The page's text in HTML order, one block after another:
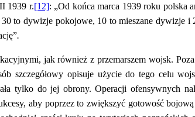
1939 r.[12]: „Od końca marca 1939 roku polska
to dywizje pokojowe, 10 to mieszane dywizje
.
jak również z przemarszem wojsk.
szczegółowy opisuje użycie do tego celu
tylko do jej obrony. Operacji ofensywnych
aby poprzez to zwiększyć gotowość